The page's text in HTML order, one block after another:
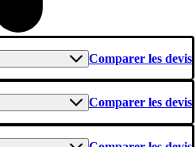
Comparer les devis
Comparer les devis